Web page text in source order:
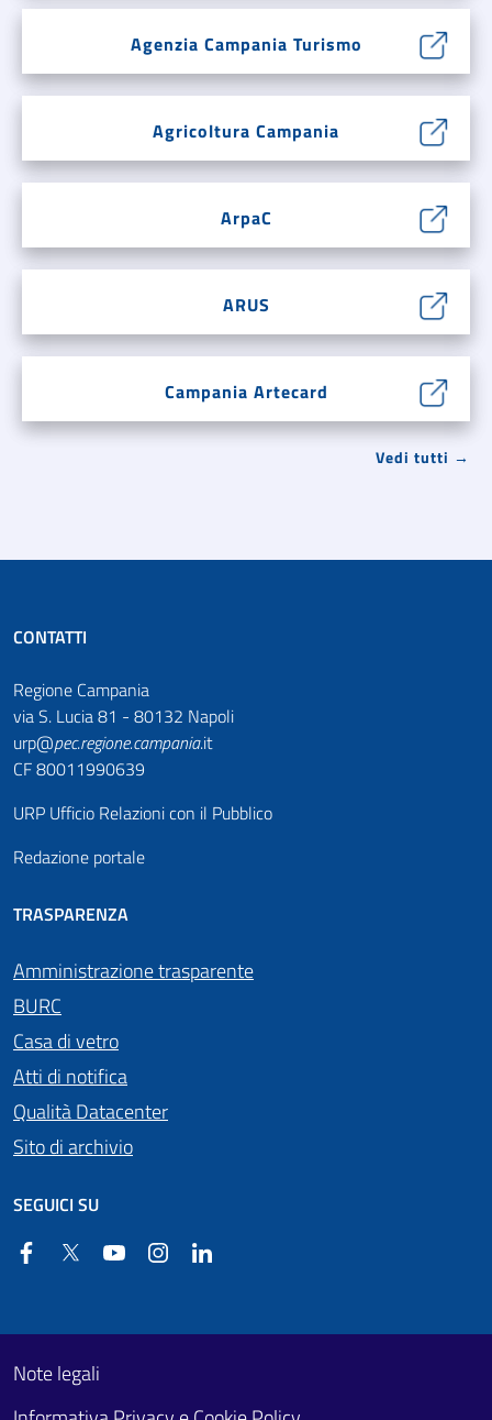
Agenzia Campania Turismo
Agricoltura Campania
ArpaC
ARUS
Campania Artecard
Vedi tutti →
CONTATTI
Regione Campania
via S. Lucia 81 - 80132 Napoli
urp@pec.regione.campania.it
CF 80011990639
URP Ufficio Relazioni con il Pubblico
Redazione portale
TRASPARENZA
Amministrazione trasparente
BURC
Casa di vetro
Atti di notifica
Qualità Datacenter
Sito di archivio
SEGUICI SU
FacebookTwitter YouTube Instagram
Footer First
Useful links section
Note legali